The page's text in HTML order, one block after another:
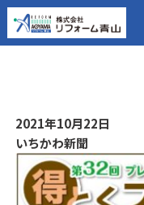
2021年10月22日
いちかわ新聞